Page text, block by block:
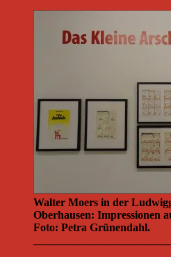
Walter Moers in der
Oberhausen: Impressionen
Foto: Petra Grünendahl.